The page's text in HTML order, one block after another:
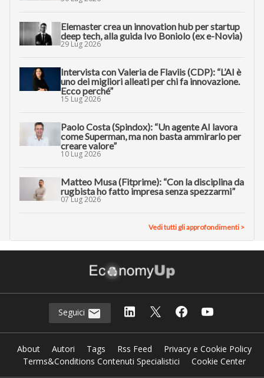
Elemaster crea un innovation hub per startup
deep tech, alla guida Ivo Boniolo (ex e-Novia)
29 Lug 2026
Intervista con Valeria de Flaviis (CDP): “L’AI è
uno dei migliori alleati per chi fa innovazione.
Ecco perché”
15 Lug 2026
Paolo Costa (Spindox): “Un agente AI lavora
come Superman, ma non basta ammirarlo per
creare valore”
10 Lug 2026
Matteo Musa (Fitprime): “Con la disciplina da
rugbista ho fatto impresa senza spezzarmi”
07 Lug 2026
Vedi tutti gli approfondimenti >
Seguici
About Autori Tags Rss Feed
Privacy e Cookie Policy
Terms&Conditions Contenuti Specialistici
Cookie Center